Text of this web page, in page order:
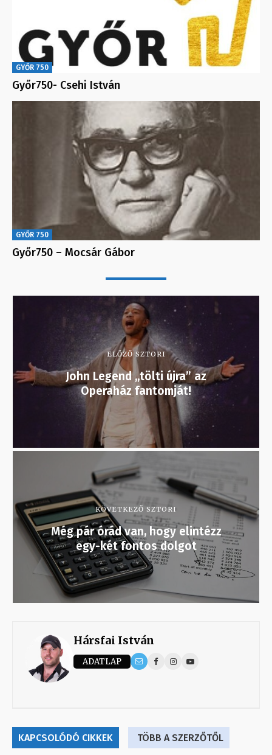
GYŐR 750
Győr750- Csehi István
GYŐR 750
Győr750 – Mocsár Gábor
ELŐZŐ SZTORI
John Legend „tölti újra” az
Operaház fantomját!
KÖVETKEZŐ SZTORI
Még pár órád van, hogy elintézz
egy-két fontos dolgot
Hársfai István
ADATLAP
KAPCSOLÓDÓ CIKKEK TÖBB A SZERZŐTŐL